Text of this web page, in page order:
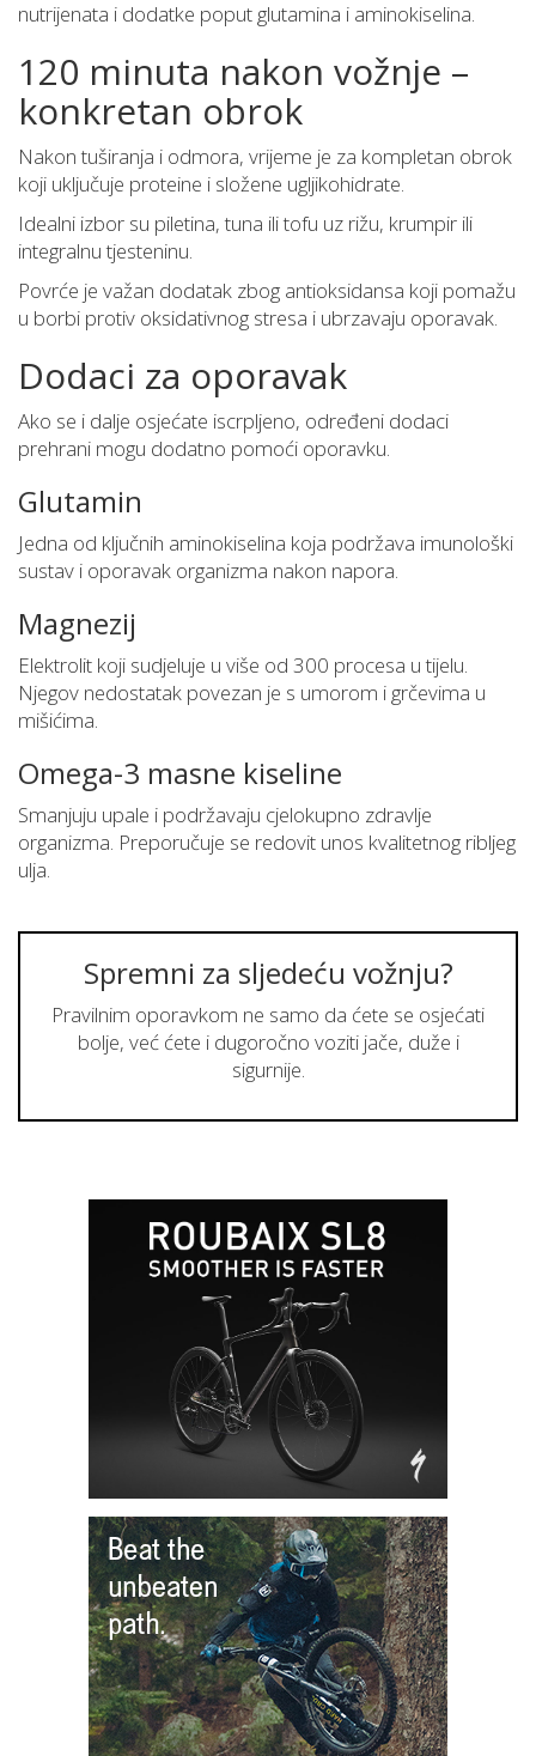
nutrijenata i dodatke poput glutamina i aminokiselina.
120 minuta nakon vožnje –
konkretan obrok
Nakon tuširanja i odmora, vrijeme je za kompletan obrok
koji uključuje proteine i složene ugljikohidrate.
Idealni izbor su piletina, tuna ili tofu uz rižu, krumpir ili
integralnu tjesteninu.
Povrće je važan dodatak zbog antioksidansa koji pomažu
u borbi protiv oksidativnog stresa i ubrzavaju oporavak.
Dodaci za oporavak
Ako se i dalje osjećate iscrpljeno, određeni dodaci
prehrani mogu dodatno pomoći oporavku.
Glutamin
Jedna od ključnih aminokiselina koja podržava imunološki
sustav i oporavak organizma nakon napora.
Magnezij
Elektrolit koji sudjeluje u više od 300 procesa u tijelu.
Njegov nedostatak povezan je s umorom i grčevima u
mišićima.
Omega-3 masne kiseline
Smanjuju upale i podržavaju cjelokupno zdravlje
organizma. Preporučuje se redovit unos kvalitetnog ribljeg
ulja.
Spremni za sljedeću vožnju?
Pravilnim oporavkom ne samo da ćete se osjećati
bolje, već ćete i dugoročno voziti jače, duže i
sigurnije.